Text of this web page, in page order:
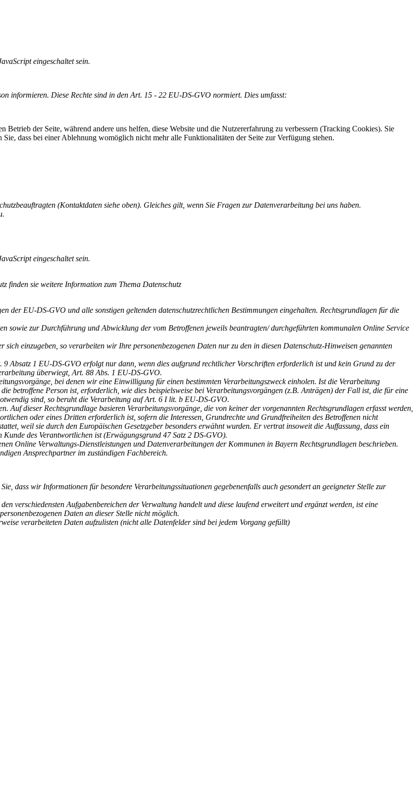
eingeschaltet sein.
informieren. Diese Rechte sind in den Art. 15 - 22 EU-DS-GVO normiert. Dies umfasst:
(Kontaktdaten siehe oben). Gleiches gilt, wenn Sie Fragen zur Datenverarbeitung bei uns haben.
eingeschaltet sein.
finden sie weitere Information zum Thema Datenschutz
der EU-DS-GVO und alle sonstigen geltenden datenschutzrechtlichen Bestimmungen eingehalten. Rechtsgrundlagen für die
sowie zur Durchführung und Abwicklung der vom Betroffenen jeweils beantragten/ durchgeführten kommunalen Online Service
einzugeben, so verarbeiten wir Ihre personenbezogenen Daten nur zu den in diesen Datenschutz-Hinweisen genannten
Absatz 1 EU-DS-GVO erfolgt nur dann, wenn dies aufgrund rechtlicher Vorschriften erforderlich ist und kein Grund zu der
überwiegt, Art. 88 Abs. 1 EU-DS-GVO.
bei denen wir eine Einwilligung für einen bestimmten Verarbeitungszweck einholen. Ist die Verarbeitung
betroffene Person ist, erforderlich, wie dies beispielsweise bei Verarbeitungsvorgängen (z.B. Anträgen) der Fall ist, die für eine
sind, so beruht die Verarbeitung auf Art. 6 I lit. b EU-DS-GVO.
dieser Rechtsgrundlage basieren Verarbeitungsvorgänge, die von keiner der vorgenannten Rechtsgrundlagen erfasst werden,
oder eines Dritten erforderlich ist, sofern die Interessen, Grundrechte und Grundfreiheiten des Betroffenen nicht
weil sie durch den Europäischen Gesetzgeber besonders erwähnt wurden. Er vertrat insoweit die Auffassung, dass ein
Kunde des Verantwortlichen ist (Erwägungsgrund 47 Satz 2 DS-GVO).
Online Verwaltungs-Dienstleistungen und Datenverarbeitungen der Kommunen in Bayern Rechtsgrundlagen beschrieben.
Ansprechpartner im zuständigen Fachbereich.
dass wir Informationen für besondere Verarbeitungssituationen gegebenenfalls auch gesondert an geeigneter Stelle zur
verschiedensten Aufgabenbereichen der Verwaltung handelt und diese laufend erweitert und ergänzt werden, ist eine
Daten an dieser Stelle nicht möglich.
verarbeiteten Daten aufzulisten (nicht alle Datenfelder sind bei jedem Vorgang gefüllt)
der Seite, während andere uns helfen, diese Website und die Nutzererfahrung zu verbessern (Tracking Cookies). Sie
dass bei einer Ablehnung womöglich nicht mehr alle Funktionalitäten der Seite zur Verfügung stehen.